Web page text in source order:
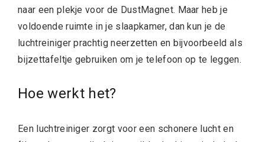
naar een plekje voor de DustMagnet. Maar heb je
voldoende ruimte in je slaapkamer, dan kun je de
luchtreiniger prachtig neerzetten en bijvoorbeeld als
bijzettafeltje gebruiken om je telefoon op te leggen.
Hoe werkt het?
Een luchtreiniger zorgt voor een schonere lucht en